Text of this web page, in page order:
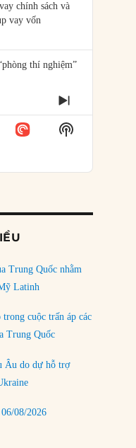
đến Đức”
chính sách và
vay vốn
thí nghiệm”
cuộc gặp với
đầu tư mạo
tranh Iran?
ở Biển Đông
nhỏ sẽ luôn
NEXT
EPISODE
Show
Podcast
Trung Quốc nhằm
Latinh
cuộc trấn áp các
Trung Quốc
Âu do dự hỗ trợ
08/2026